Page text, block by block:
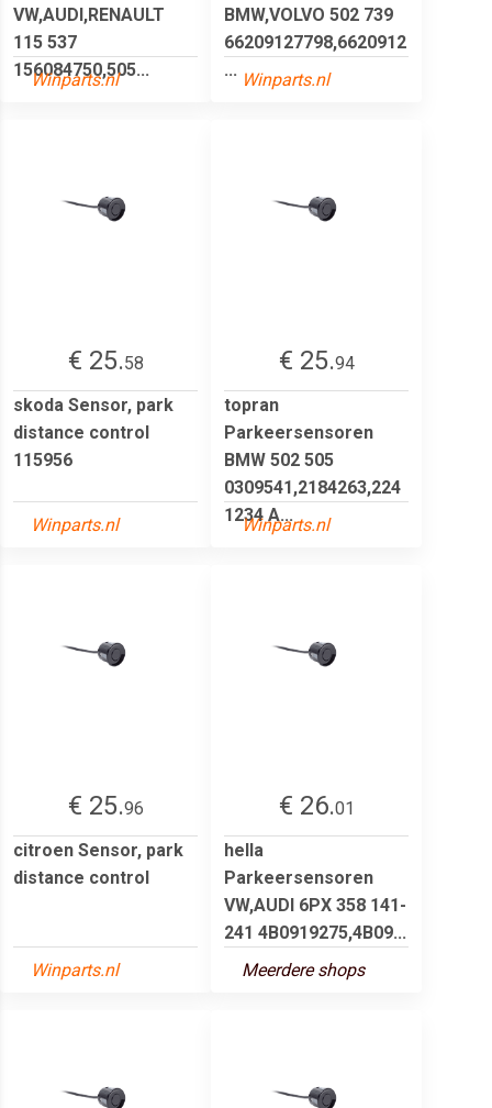
VW,AUDI,RENAULT
115 537
156084750,505...
Winparts.nl
BMW,VOLVO 502 739
66209127798,6620912
... Winparts.nl
€ 25.58
skoda Sensor, park
distance control
115956
Winparts.nl
€ 25.94
topran
Parkeersensoren
BMW 502 505
0309541,2184263,224
1234 A...
Winparts.nl
€ 25.96
citroen Sensor, park
distance control
Winparts.nl
€ 26.01
hella
Parkeersensoren
VW,AUDI 6PX 358 141-
241 4B0919275,4B09...
Meerdere shops